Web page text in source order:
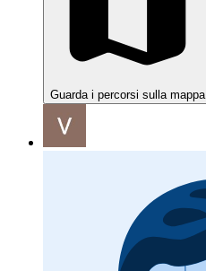
Guarda i percorsi sulla mappa